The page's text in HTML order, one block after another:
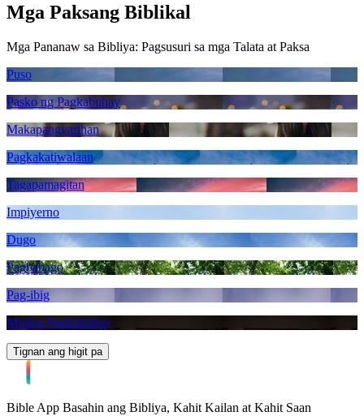
Mga Paksang Biblikal
Mga Pananaw sa Bibliya: Pagsusuri sa mga Talata at Paksa
Puso
Pasko ng Pagkabuhay
Makapangyarihan
Pagkakatiwalaan
Tagapamagitan
Impiyerno
Dugo
Pagbabago
Pag-ibig
Muling Pagkabuhay
Tignan ang higit pa
Bible App Basahin ang Bibliya, Kahit Kailan at Kahit Saan